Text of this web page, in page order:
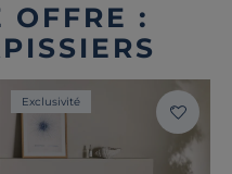
OFFRE :
Exclusivité